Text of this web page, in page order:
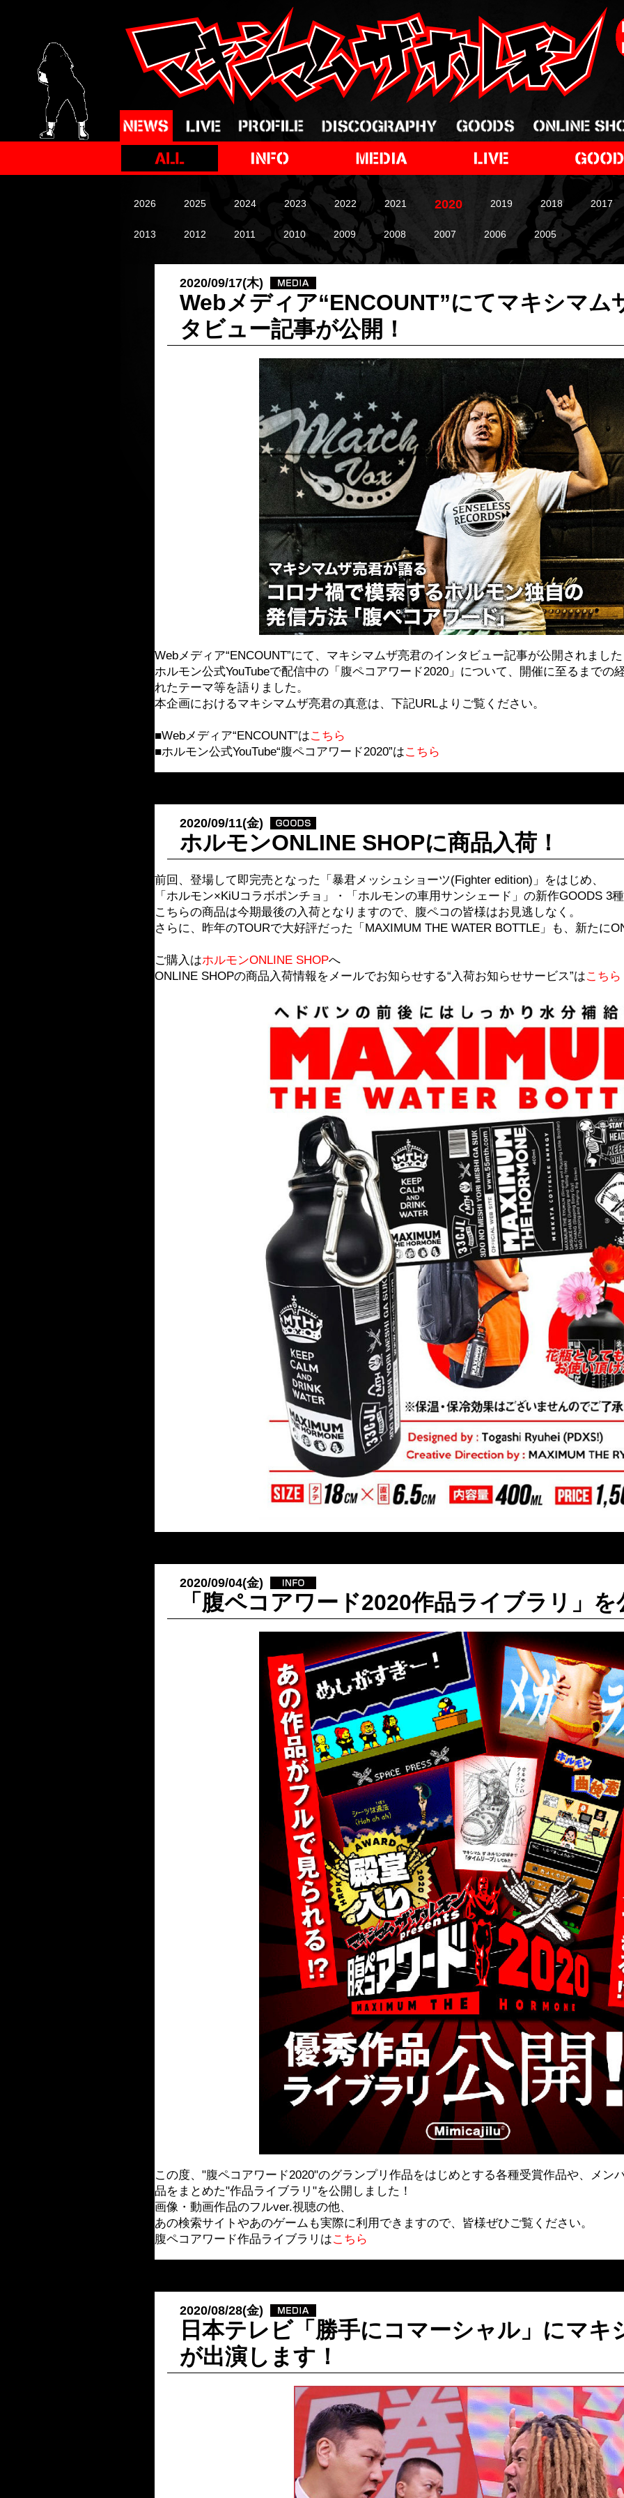
2026 2025 2024 2023 2022 2021 2020 2019 2018 2017
2013 2012 2011 2010 2009 2008 2007 2006 2005
2020/09/17(木)
Webメディア“ENCOUNT”にてマキシマム
タビュー記事が公開！
Webメディア“ENCOUNT”にて、マキシマムザ亮君のインタビュー記事が公開されまし
ホルモン公式YouTubeで配信中の「腹ペコアワード2020」について、開催に至るまでの
れたテーマ等を語りました。
本企画におけるマキシマムザ亮君の真意は、下記URLよりご覧ください。
■Webメディア“ENCOUNT”はこちら
■ホルモン公式YouTube“腹ペコアワード2020”はこちら
2020/09/11(金)
ホルモンONLINE SHOPに商品入荷！
前回、登場して即完売となった「暴君メッシュショーツ(Fighter edition)」をはじめ、
「ホルモン×KiUコラボポンチョ」・「ホルモンの車用サンシェード」の新作GOODS 3
こちらの商品は今期最後の入荷となりますので、腹ペコの皆様はお見逃しなく。
さらに、昨年のTOURで大好評だった「MAXIMUM THE WATER BOTTLE」も、新たに
ご購入はホルモンONLINE SHOPへ
ONLINE SHOPの商品入荷情報をメールでお知らせする“入荷お知らせサービス”はこちら
2020/09/04(金)
「腹ペコアワード2020作品ライブラリ」を
この度、"腹ペコアワード2020"のグランプリ作品をはじめとする各種受賞作品や、メン
品をまとめた"作品ライブラリ"を公開しました！
画像・動画作品のフルver.視聴の他、
あの検索サイトやあのゲームも実際に利用できますので、皆様ぜひご覧ください。
腹ペコアワード作品ライブラリはこちら
2020/08/28(金)
日本テレビ「勝手にコマーシャル」にマキ
が出演します！